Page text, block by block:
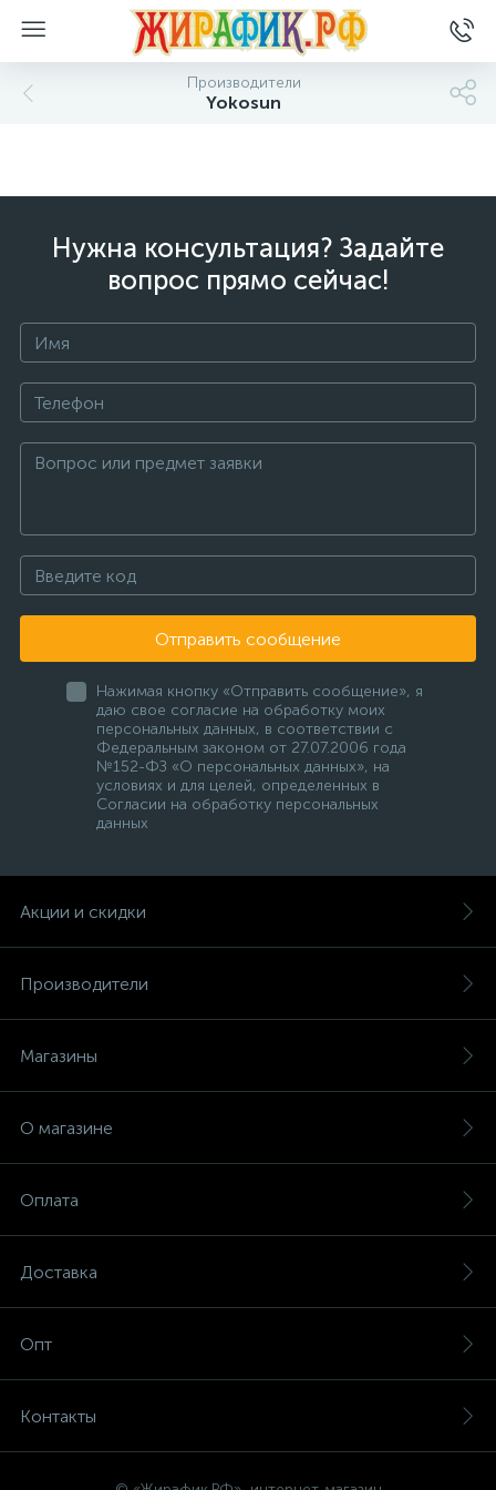
Производители
Yokosun
Нужна консультация? Задайте
вопрос прямо сейчас!
Отправить сообщение
Нажимая кнопку «Отправить сообщение», я
даю свое согласие на обработку моих
персональных данных, в соответствии с
Федеральным законом от 27.07.2006 года
№152-ФЗ «О персональных данных», на
условиях и для целей, определенных в
Согласии на обработку персональных
данных
Акции и скидки
Производители
Магазины
О магазине
Оплата
Доставка
Опт
Контакты